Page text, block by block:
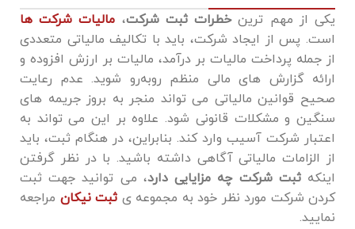
یکی از مهم ‌ترینخطرات ثبت شرکت، مالیات شرکت ‌ها
است. پس از ایجاد شرکت، باید با تکالیف مالیاتی متعددی
از جمله پرداخت مالیات بر درآمد، مالیات بر ارزش افزوده و
ارائه گزارش‌ های مالی منظم روبه‌رو شوید. عدم رعایت
صحیح قوانین مالیاتی می‌ تواند منجر به بروز جریمه ‌های
سنگین و مشکلات قانونی شود. علاوه بر این می تواند به
اعتبار شرکت آسیب وارد کند. بنابراین، در هنگام ثبت، باید
از الزامات مالیاتی آگاهی داشته باشید. با در نظر گرفتن
اینکهثبت شرکت چه مزایایی دارد، می توانید جهت ثبت
کردن شرکت مورد نظر خود به مجموعه یثبت نیکان مراجعه
نمایید.